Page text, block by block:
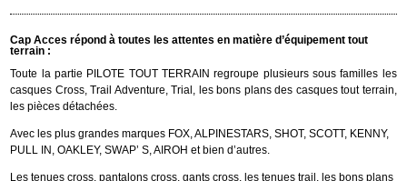
Cap Acces répond à toutes les attentes en matière d’équipement tout
terrain :
Toute la partie PILOTE TOUT TERRAIN regroupe plusieurs sous familles les
casques Cross, Trail Adventure, Trial, les bons plans des casques tout terrain,
les pièces détachées.
Avec les plus grandes marques FOX, ALPINESTARS, SHOT, SCOTT, KENNY,
PULL IN, OAKLEY, SWAP’ S, AIROH et bien d’autres.
Les tenues cross, pantalons cross, gants cross, les tenues trail, les bons plans